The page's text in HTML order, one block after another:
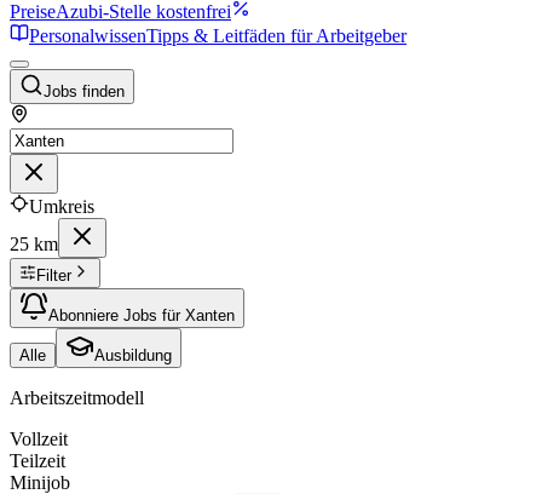
PreiseAzubi-Stelle kostenfrei
PersonalwissenTipps & Leitfäden für Arbeitgeber
Jobs finden
Umkreis
25 km
Filter
Abonniere Jobs für Xanten
Alle Ausbildung
Arbeitszeitmodell
Vollzeit
Teilzeit
Minijob